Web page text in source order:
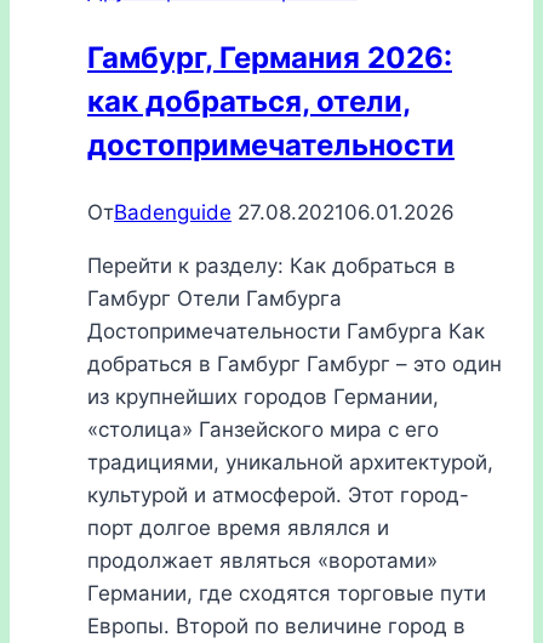
Гамбург, Германия 2026:
как добраться, отели,
достопримечательности
ОтBadenguide 27.08.202106.01.2026
Перейти к разделу: Как добраться в
Гамбург Отели Гамбурга
Достопримечательности Гамбурга Как
добраться в Гамбург Гамбург – это один
из крупнейших городов Германии,
«столица» Ганзейского мира с его
традициями, уникальной архитектурой,
культурой и атмосферой. Этот город-
порт долгое время являлся и
продолжает являться «воротами»
Германии, где сходятся торговые пути
Европы. Второй по величине город в